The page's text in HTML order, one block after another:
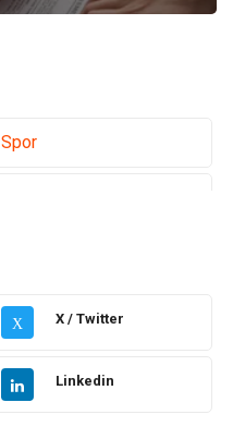
Spor
İnternet
Politika & Siyaset
X X / Twitter
Linkedin